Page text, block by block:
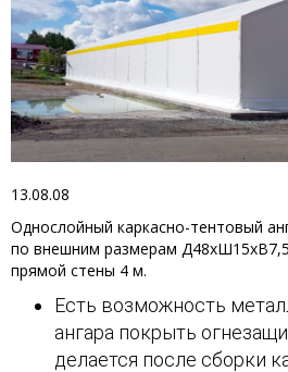
13.08.08
Однослойный каркасно-тентовый
по внешним размерам
прямой стены 4 м.
Есть возможность
ангара покрыть
делается после сборки